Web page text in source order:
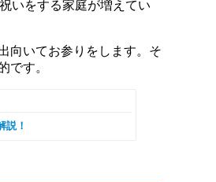
いをする家庭が増えてい
向いてお参りをします。そ
です。
説！